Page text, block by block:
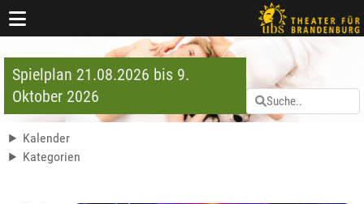
Spielplan 21.08.2026 bis 9.
Oktober 2026
Kalender
Kategorien